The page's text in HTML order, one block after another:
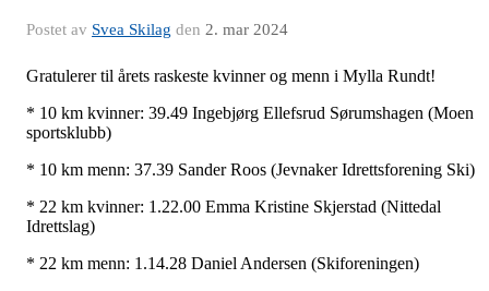
Postet av Svea Skilag den 2. mar 2024
Gratulerer til årets raskeste kvinner og menn i Mylla Rundt!
* 10 km kvinner: 39.49 Ingebjørg Ellefsrud Sørumshagen (Moen
sportsklubb)
* 10 km menn: 37.39 Sander Roos (Jevnaker Idrettsforening Ski)
* 22 km kvinner: 1.22.00 Emma Kristine Skjerstad (Nittedal
Idrettslag)
* 22 km menn: 1.14.28 Daniel Andersen (Skiforeningen)